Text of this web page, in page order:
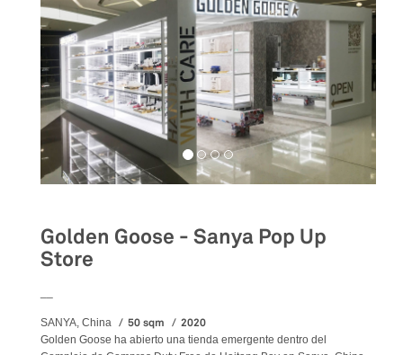
Golden Goose - Sanya Pop Up
Store
SANYA, China 50 sqm 2020
Golden Goose ha abierto una tienda emergente dentro del